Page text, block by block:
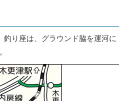
り座は、グラウンド脇を運河に